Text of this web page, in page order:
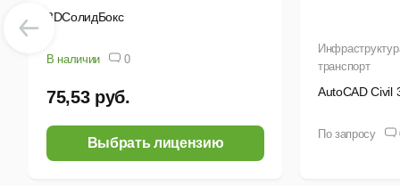
3DСолидБокс
В наличии 0
75,53 руб.
Выбрать лицензию
транспорт
AutoCAD Civil
По запросу